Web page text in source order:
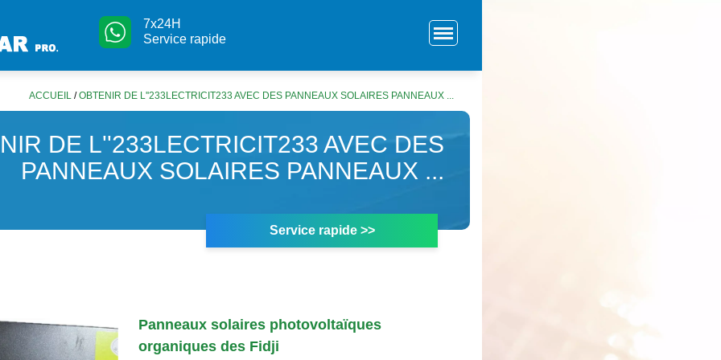
7x24H
Service rapide
ACCUEIL /OBTENIR DE L''233LECTRICIT233 AVEC DES PANNEAUX SOLAIRES PANNEAUX ...
DE L''233LECTRICIT233 AVEC DES
PANNEAUX SOLAIRES PANNEAUX ...
Service rapide >>
Panneaux solaires photovoltaïques
organiques des Fidji